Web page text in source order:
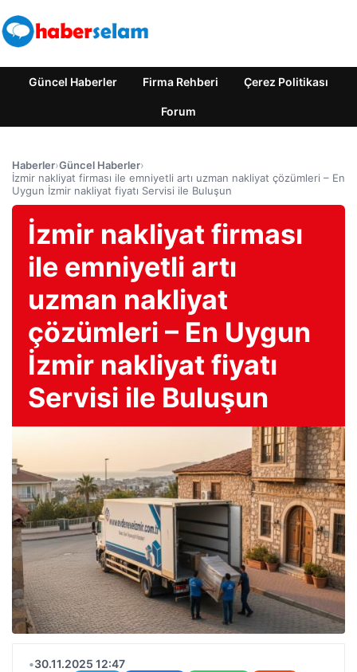
Güncel Haberler Firma Rehberi Çerez Politikası
Forum
Haberler›Güncel Haberler›
İzmir nakliyat firması ile emniyetli artı uzman nakliyat çözümleri – En
Uygun İzmir nakliyat fiyatı Servisi ile Buluşun
İzmir nakliyat firması
ile emniyetli artı
uzman nakliyat
çözümleri – En Uygun
İzmir nakliyat fiyatı
Servisi ile Buluşun
•30.11.2025 12:47